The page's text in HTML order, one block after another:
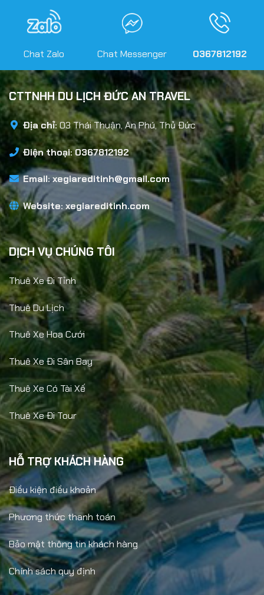
Chat Zalo Chat Messenger 0367812192
CTTNHH DU LỊCH ĐỨC AN TRAVEL
Địa chỉ:03 Thái Thuận, An Phú, Thủ Đức
Điện thoại: 0367812192
Email:xegiareditinh@gmail.com
Website: xegiareditinh.com
DỊCH VỤ CHÚNG TÔI
Thuê Xe Đi Tỉnh
Thuê Du Lịch
Thuê Xe Hoa Cưới
Thuê Xe Đi Sân Bay
Thuê Xe Có Tài Xế
Thuê Xe Đi Tour
HỖ TRỢ KHÁCH HÀNG
Điều kiện điều khoản
Phương thức thanh toán
Bảo mật thông tin khách hàng
Chính sách quy định